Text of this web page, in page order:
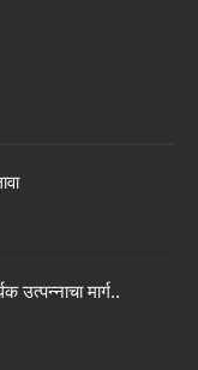
उत्पन्नाचा मार्ग..